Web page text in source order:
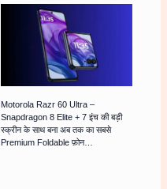
Motorola Razr 60 Ultra –
Snapdragon 8 Elite + 7 इंच की बड़ी
स्क्रीन के साथ बना अब तक का सबसे
Premium Foldable फ़ोन…